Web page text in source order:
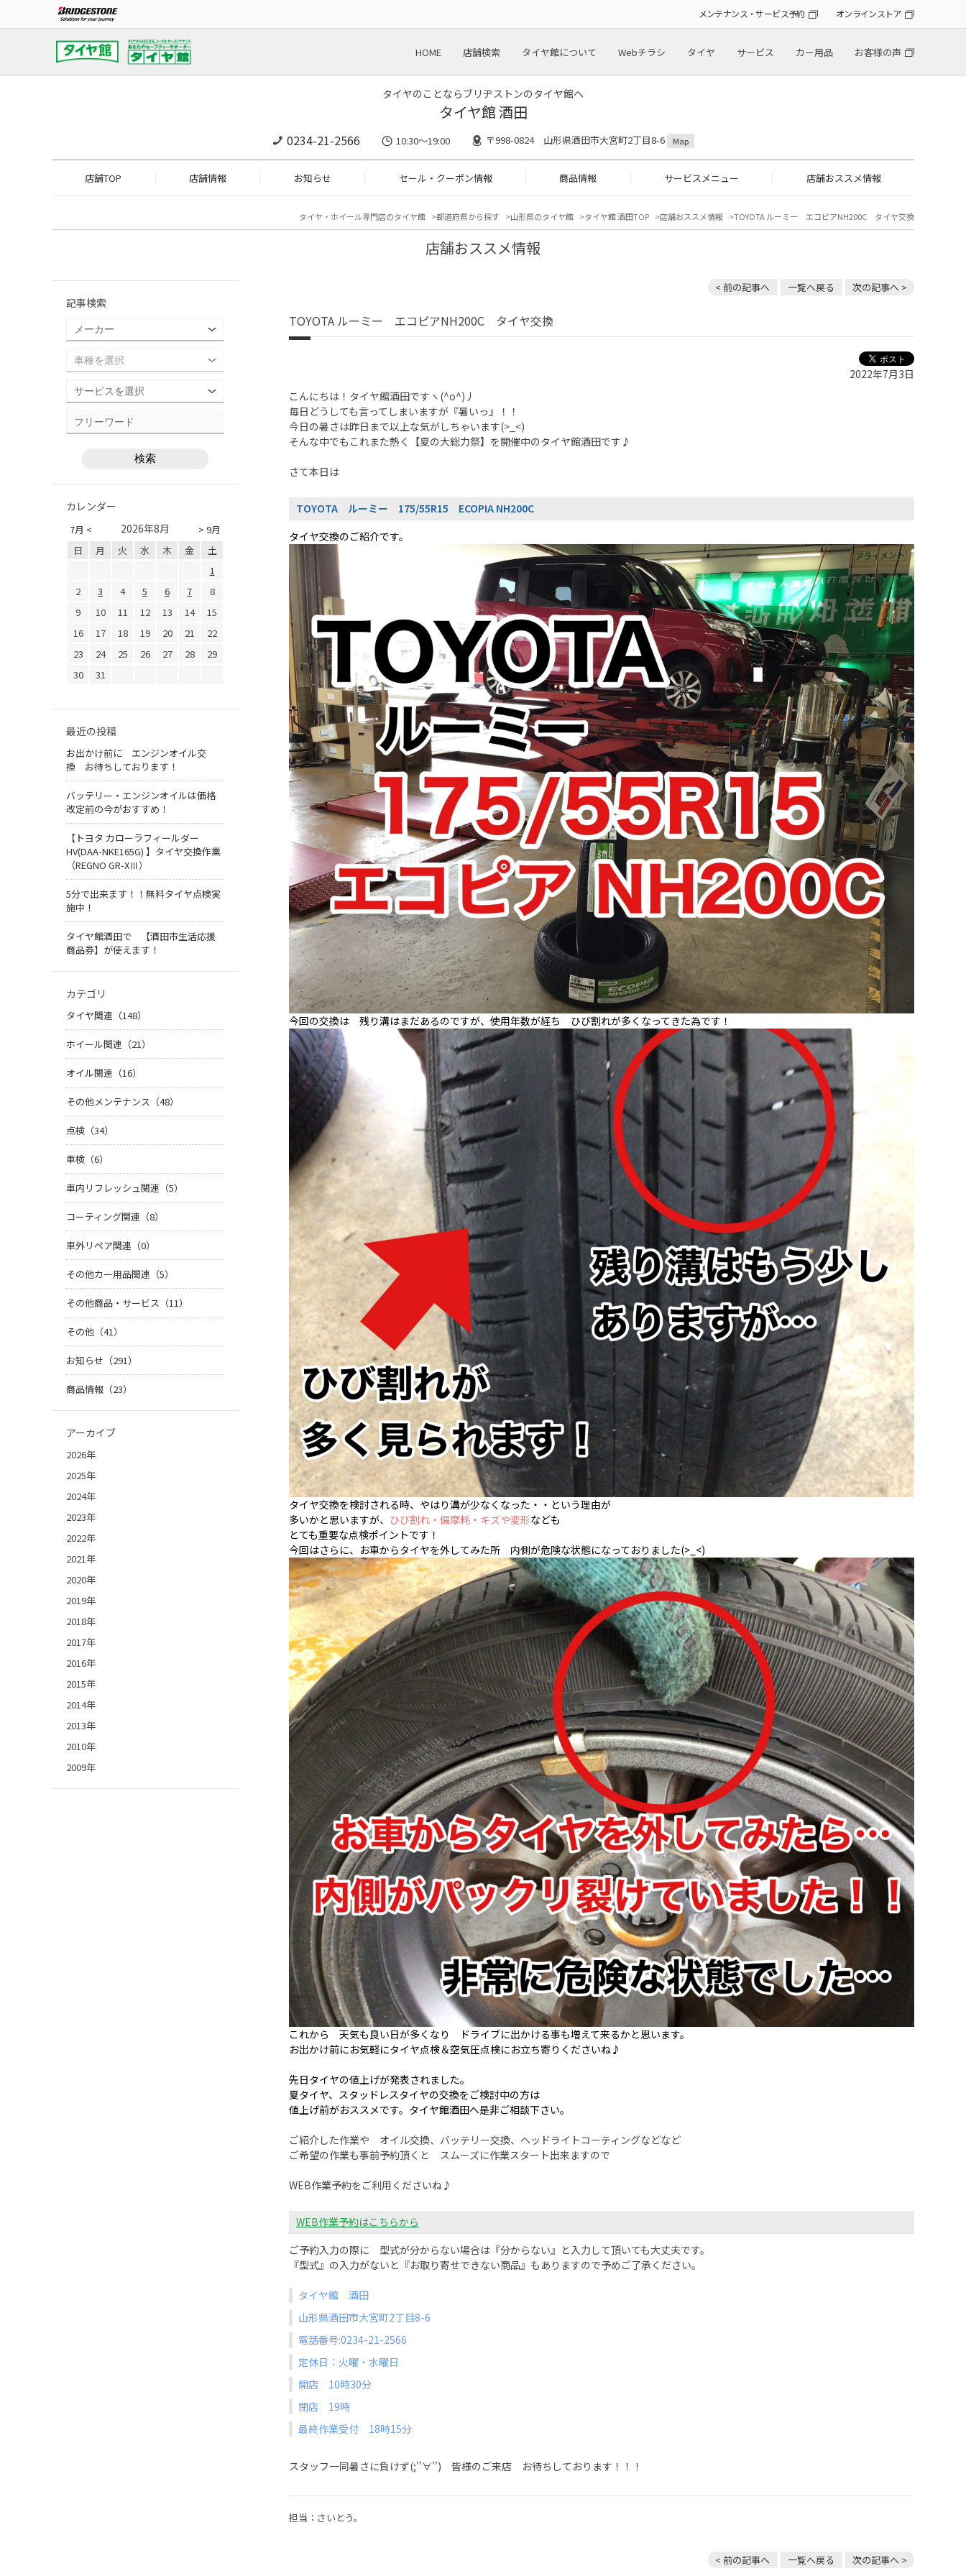
メンテナンス・サービス予約 オンラインストア
HOME 店舗検索 タイヤ館について Webチラシ タイヤ サービス カー用品 お客様の声
タイヤのことならブリヂストンのタイヤ館へ
タイヤ館 酒田
0234-21-2566 10:30～19:00 〒998-0824 山形県酒田市大宮町2丁目8-6 Map
店舗TOP 店舗情報 お知らせ セール・クーポン情報 商品情報 サービスメニュー 店舗おススメ情報
タイヤ・ホイール専門店のタイヤ館 都道府県から探す 山形県のタイヤ館 タイヤ館 酒田TOP 店舗おススメ情報 TOYOTA ルーミー エコピアNH200C タイヤ交換
店舗おススメ情報
< 前の記事へ 一覧へ戻る 次の記事へ >
TOYOTA ルーミー エコピアNH200C タイヤ交換
2022年7月3日
こんにちは！タイヤ館酒田ですヽ(^o^)丿
毎日どうしても言ってしまいますが『暑いっ』！！
今日の暑さは昨日まで以上な気がしちゃいます(>_<)
そんな中でもこれまた熱く【夏の大総力祭】を開催中のタイヤ館酒田です♪
さて本日は
TOYOTA ルーミー 175/55R15 ECOPIA NH200C
タイヤ交換のご紹介です。
今回の交換は 残り溝はまだあるのですが、使用年数が経ち ひび割れが多くなってきた為です！
タイヤ交換を検討される時、やはり溝が少なくなった・・という理由が
多いかと思いますが、 ひび割れ・偏摩耗・キズや変形なども
とても重要な点検ポイントです！
今回はさらに、お車からタイヤを外してみた所 内側が危険な状態になっておりました(>_<)
これから 天気も良い日が多くなり ドライブに出かける事も増えて来るかと思います。
お出かけ前にお気軽にタイヤ点検＆空気圧点検にお立ち寄りくださいね♪
先日タイヤの値上げが発表されました。
夏タイヤ、スタッドレスタイヤの交換をご検討中の方は
値上げ前がおススメです。タイヤ館酒田へ是非ご相談下さい。
ご紹介した作業や オイル交換、バッテリー交換、ヘッドライトコーティングなどなど
ご希望の作業も事前予約頂くと スムーズに作業スタート出来ますので
WEB作業予約をご利用くださいね♪
WEB作業予約はこちらから
ご予約入力の際に 型式が分からない場合は『分からない』と入力して頂いても大丈夫です。
『型式』の入力がないと『お取り寄せできない商品』もありますので予めご了承ください。
タイヤ館 酒田
山形県酒田市大宮町2丁目8-6
電話番号:0234-21-2566
定休日：火曜・水曜日
開店 10時30分
閉店 19時
最終作業受付 18時15分
スタッフ一同暑さに負けず(;''∀'') 皆様のご来店 お待ちしております！！！
担当：さいとう。
< 前の記事へ 一覧へ戻る 次の記事へ >
記事検索
カレンダー
7月 < > 9月
2026年8月
日 月 火 水 木 金
土
1
2
3 4 5 6 7
8
9
10 11 12 13 14
15
16
17 18 19 20 21
22
23
24 25 26 27 28
29
30
31
最近の投稿
お出かけ前に エンジンオイル交
換 お待ちしております！
バッテリー・エンジンオイルは価格
改定前の今がおすすめ！
【トヨタ カローラフィールダー
HV(DAA-NKE165G) 】タイヤ交換作業
（REGNO GR-XⅢ）
5分で出来ます！！無料タイヤ点検実
施中！
タイヤ館酒田で 【酒田市生活応援
商品券】が使えます！
カテゴリ
タイヤ関連（148）
ホイール関連（21）
オイル関連（16）
その他メンテナンス（48）
点検（34）
車検（6）
車内リフレッシュ関連（5）
コーティング関連（8）
車外リペア関連（0）
その他カー用品関連（5）
その他商品・サービス（11）
その他（41）
お知らせ（291）
商品情報（23）
アーカイブ
2026年
2025年
2024年
2023年
2022年
2021年
2020年
2019年
2018年
2017年
2016年
2015年
2014年
2013年
2010年
2009年